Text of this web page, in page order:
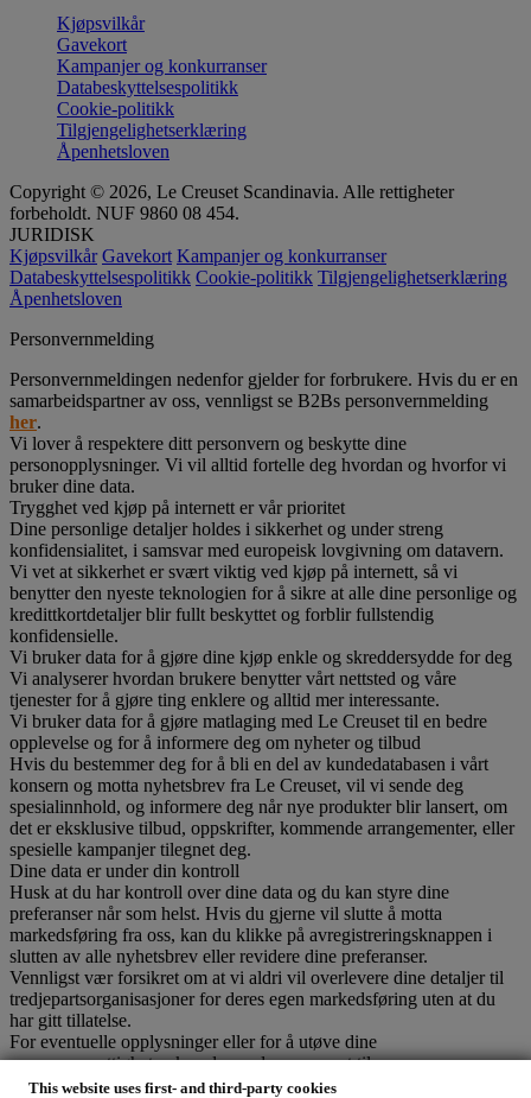
This website uses first- and third-party cookies
Kjøpsvilkår
Gavekort
Kampanjer og konkurranser
Databeskyttelsespolitikk
Cookie-politikk
Tilgjengelighetserklæring
Åpenhetsloven
Copyright © 2026, Le Creuset Scandinavia. Alle rettigheter
forbeholdt. NUF 9860 08 454.
JURIDISK
Kjøpsvilkår Gavekort Kampanjer og konkurranser
Databeskyttelsespolitikk Cookie-politikk Tilgjengelighetserklæring
Åpenhetsloven
Personvernmelding
Personvernmeldingen nedenfor gjelder for forbrukere. Hvis du er en
samarbeidspartner av oss, vennligst se B2Bs personvernmelding
her.
Vi lover å respektere ditt personvern og beskytte dine
personopplysninger. Vi vil alltid fortelle deg hvordan og hvorfor vi
bruker dine data.
Trygghet ved kjøp på internett er vår prioritet
Dine personlige detaljer holdes i sikkerhet og under streng
konfidensialitet, i samsvar med europeisk lovgivning om datavern.
Vi vet at sikkerhet er svært viktig ved kjøp på internett, så vi
benytter den nyeste teknologien for å sikre at alle dine personlige og
kredittkortdetaljer blir fullt beskyttet og forblir fullstendig
konfidensielle.
Vi bruker data for å gjøre dine kjøp enkle og skreddersydde for deg
Vi analyserer hvordan brukere benytter vårt nettsted og våre
tjenester for å gjøre ting enklere og alltid mer interessante.
Vi bruker data for å gjøre matlaging med Le Creuset til en bedre
opplevelse og for å informere deg om nyheter og tilbud
Hvis du bestemmer deg for å bli en del av kundedatabasen i vårt
konsern og motta nyhetsbrev fra Le Creuset, vil vi sende deg
spesialinnhold, og informere deg når nye produkter blir lansert, om
det er eksklusive tilbud, oppskrifter, kommende arrangementer, eller
spesielle kampanjer tilegnet deg.
Dine data er under din kontroll
Husk at du har kontroll over dine data og du kan styre dine
preferanser når som helst. Hvis du gjerne vil slutte å motta
markedsføring fra oss, kan du klikke på avregistreringsknappen i
slutten av alle nyhetsbrev eller revidere dine preferanser.
Vennligst vær forsikret om at vi aldri vil overlevere dine detaljer til
tredjepartsorganisasjoner for deres egen markedsføring uten at du
har gitt tillatelse.
For eventuelle opplysninger eller for å utøve dine
personvernrettigheter, kan du sende oss e-post til
privacy@lecreuset.com.